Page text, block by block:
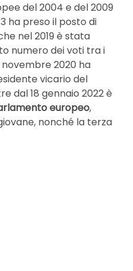
del 2004 e del 2009
ha preso il posto di
nel 2019 è stata
numero dei voti tra i
2020 ha
vicario del
dal 18 gennaio 2022 è
europeo,
nonché la terza